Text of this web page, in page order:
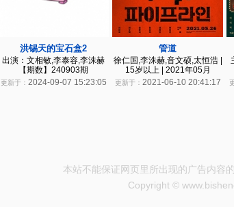
洪锡天的宝石盒2
出演：文相敏,李泰容,李洙赫
【期数】240903期
更新于： 2024-09-07 15:23:05
管道
徐仁国,李洙赫,音文硕,太恒浩 |
15岁以上 | 2021年05月
更新于： 2021-06-10 20:41:17
本站不能保证网页里所出现的广告内容
Copyright ©